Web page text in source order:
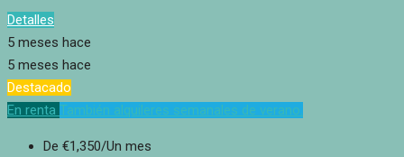
Detalles
5 meses hace
5 meses hace
Destacado
En renta También alquileres semanales de verano.
De €1,350/Un mes